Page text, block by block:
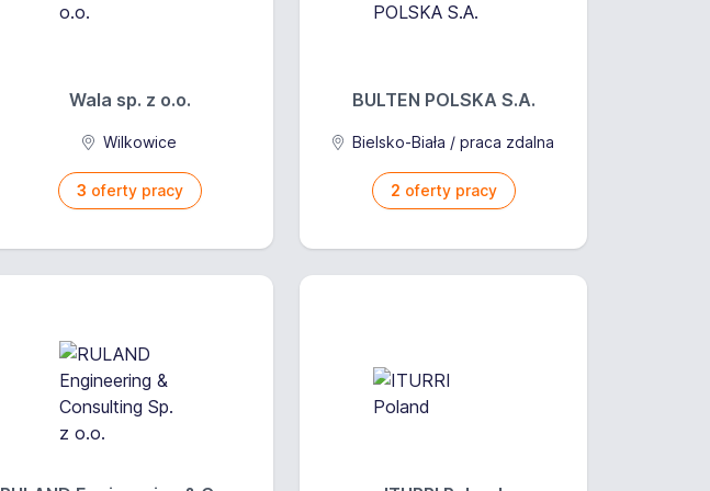
Wala sp. z o.o.
Wilkowice
3 oferty pracy
BULTEN POLSKA S.A.
Bielsko-Biała / praca zdalna
2 oferty pracy